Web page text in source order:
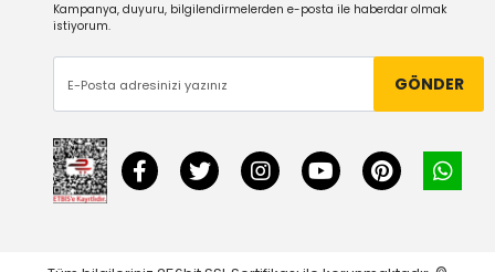
Kampanya, duyuru, bilgilendirmelerden e-posta ile haberdar olmak
istiyorum.
GÖNDER